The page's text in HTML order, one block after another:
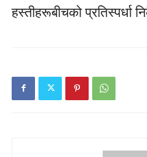
हस्तीहरूबीचको प्रतिस्पर्धा